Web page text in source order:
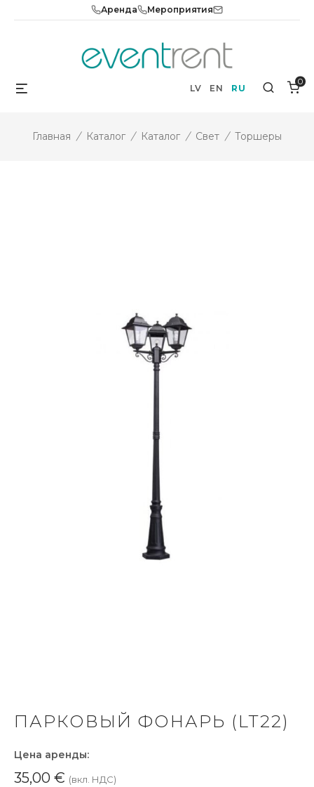
Аренда Мероприятия
LV EN RU Search
0
Главная / Каталог / Каталог / Свет / Торшеры
ПАРКОВЫЙ ФОНАРЬ (LT22)
Цена аренды:
35,00 € (вкл. НДС)